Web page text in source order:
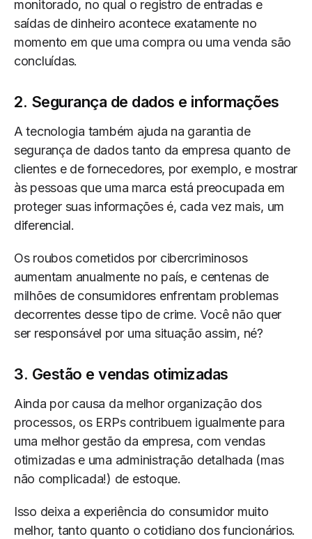
monitorado, no qual o registro de entradas e
saídas de dinheiro acontece exatamente no
momento em que uma compra ou uma venda são
concluídas.
2. Segurança de dados e informações
A tecnologia também ajuda na garantia de
segurança de dados tanto da empresa quanto de
clientes e de fornecedores, por exemplo, e mostrar
às pessoas que uma marca está preocupada em
proteger suas informações é, cada vez mais, um
diferencial.
Os roubos cometidos por cibercriminosos
aumentam anualmente no país, e centenas de
milhões de consumidores enfrentam problemas
decorrentes desse tipo de crime. Você não quer
ser responsável por uma situação assim, né?
3. Gestão e vendas otimizadas
Ainda por causa da melhor organização dos
processos, os ERPs contribuem igualmente para
uma melhor gestão da empresa, com vendas
otimizadas e uma administração detalhada (mas
não complicada!) de estoque.
Isso deixa a experiência do consumidor muito
melhor, tanto quanto o cotidiano dos funcionários.